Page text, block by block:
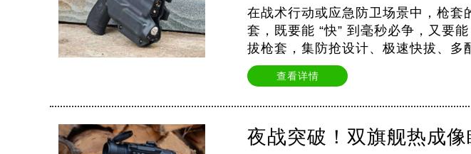
在战术行动或应急防卫场景中，枪
套，既要能 “快” 到毫秒必争，又要
拔枪套，集防抢设计、极速快拔、多
查看详情
夜战突破！双旗舰热成